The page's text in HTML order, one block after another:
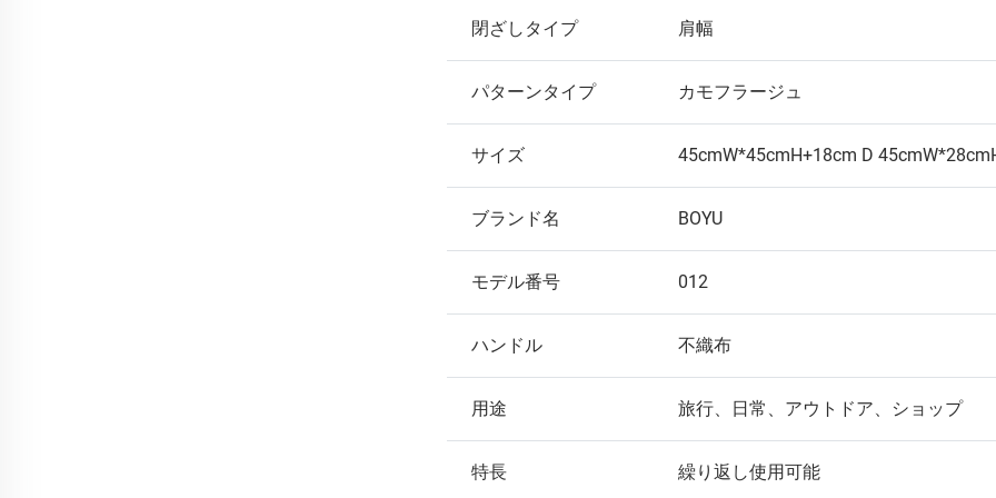
閉ざしタイプ 肩幅
パターンタイプ カモフラージュ
サイズ 45cmW*45cmH+18cm D
ブランド名 BOYU
モデル番号 012
ハンドル 不織布
用途 旅行、日常、アウトドア、ショップ
特長 繰り返し使用可能